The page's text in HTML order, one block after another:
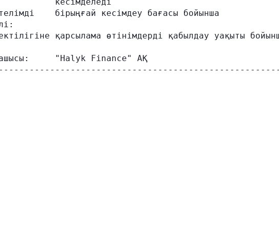
бірыңғай кесімдеу бағасы бойынша
қарсылама өтінімдерді қабылдау уақыты
"Halyk Finance" АҚ